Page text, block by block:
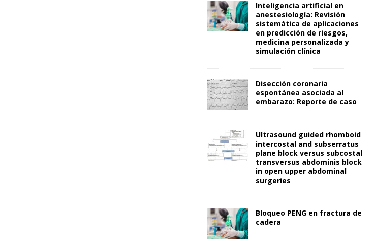
Inteligencia artificial en
anestesiología: Revisión
sistemática de aplicaciones
en predicción de riesgos,
medicina personalizada y
simulación clínica
Disección coronaria
espontánea asociada al
embarazo: Reporte de caso
Ultrasound guided rhomboid
intercostal and subserratus
plane block versus subcostal
transversus abdominis block
in open upper abdominal
surgeries
Bloqueo PENG en fractura de
cadera